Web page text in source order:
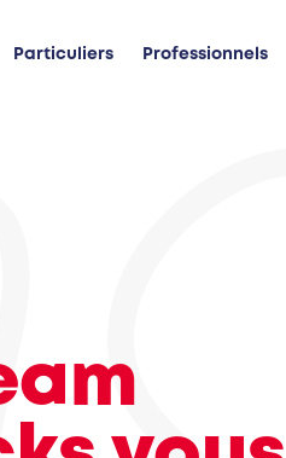
Particuliers Professionnels